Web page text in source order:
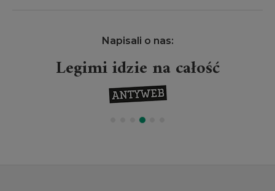
Napisali o nas:
Legimi idzie na całość